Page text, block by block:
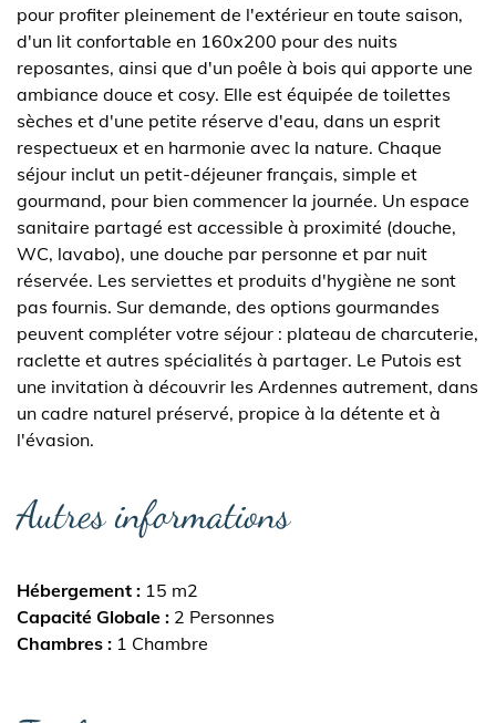
pour profiter pleinement de l'extérieur en toute saison,
d'un lit confortable en 160x200 pour des nuits
reposantes, ainsi que d'un poêle à bois qui apporte une
ambiance douce et cosy. Elle est équipée de toilettes
sèches et d'une petite réserve d'eau, dans un esprit
respectueux et en harmonie avec la nature. Chaque
séjour inclut un petit-déjeuner français, simple et
gourmand, pour bien commencer la journée. Un espace
sanitaire partagé est accessible à proximité (douche,
WC, lavabo), une douche par personne et par nuit
réservée. Les serviettes et produits d'hygiène ne sont
pas fournis. Sur demande, des options gourmandes
peuvent compléter votre séjour : plateau de charcuterie,
raclette et autres spécialités à partager. Le Putois est
une invitation à découvrir les Ardennes autrement, dans
un cadre naturel préservé, propice à la détente et à
l'évasion.
Autres informations
Hébergement
15 m2
Capacité Globale
2 Personnes
Chambres
1 Chambre